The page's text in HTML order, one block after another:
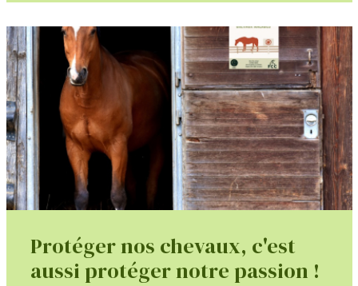
Protéger nos chevaux, c'est
aussi protéger notre passion !